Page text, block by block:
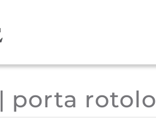
| porta rotolo